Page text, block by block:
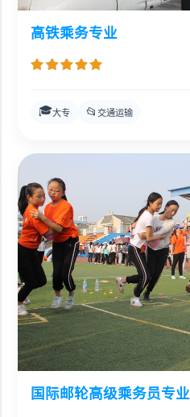
高铁乘务专业
🎓大专 📂 交通运输
国际邮轮高级乘务员专业